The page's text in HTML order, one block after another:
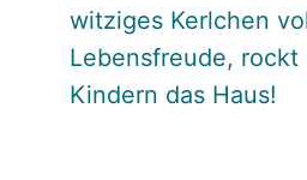
witziges Kerlchen
Lebensfreude, rockt
Kindern das Haus!